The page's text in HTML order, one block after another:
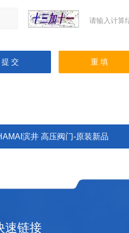
请输入计算
滨井 高压阀门-原装新品
速链接